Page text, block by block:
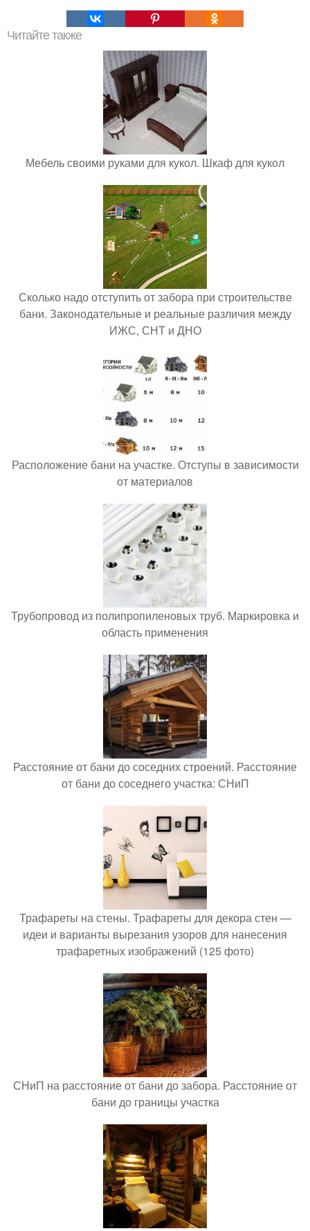
Читайте также
Мебель своими руками для кукол. Шкаф для кукол
Сколько надо отступить от забора при строительстве
бани. Законодательные и реальные различия между
ИЖС, СНТ и ДНО
Расположение бани на участке. Отступы в зависимости
от материалов
Трубопровод из полипропиленовых труб. Маркировка и
область применения
Расстояние от бани до соседних строений. Расстояние
от бани до соседнего участка: СНиП
Трафареты на стены. Трафареты для декора стен —
идеи и варианты вырезания узоров для нанесения
трафаретных изображений (125 фото)
СНиП на расстояние от бани до забора. Расстояние от
бани до границы участка